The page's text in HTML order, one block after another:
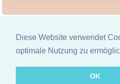
Diese Website verwendet
optimale Nutzung zu
OK
Website ©